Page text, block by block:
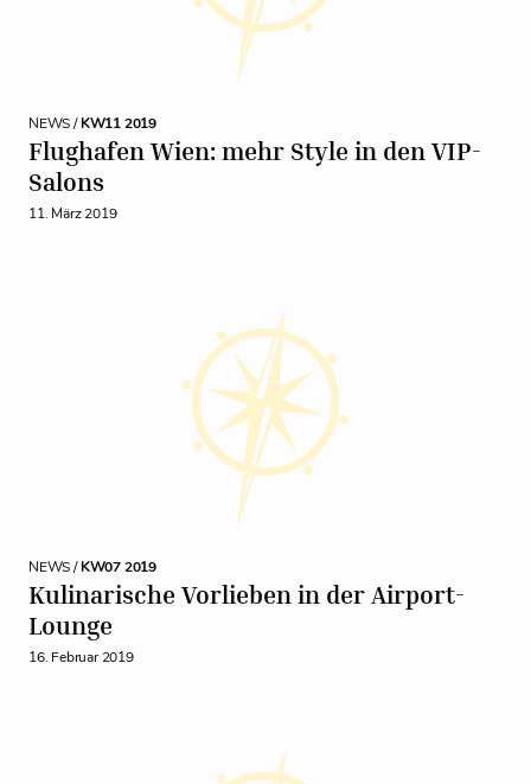
NEWS /KW11 2019
Flughafen Wien: mehr Style in den VIP-
Salons
11. März 2019
NEWS /KW07 2019
Kulinarische Vorlieben in der Airport-
Lounge
16. Februar 2019